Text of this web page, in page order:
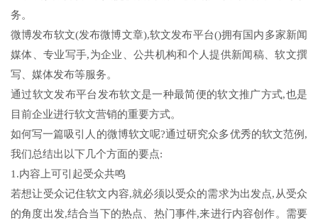
务。
微博发布软文(发布微博文章),软文发布平台()拥有国内多家新闻
媒体、专业写手,为企业、公共机构和个人提供新闻稿、软文撰
写、媒体发布等服务。
通过软文发布平台发布软文是一种最简便的软文推广方式,也是
目前企业进行软文营销的重要方式。
如何写一篇吸引人的微博软文呢?通过研究众多优秀的软文范例,
我们总结出以下几个方面的要点:
1.内容上可引起受众共鸣
若想让受众记住软文内容,就必须以受众的需求为出发点,从受众
的角度出发,结合当下的热点、热门事件,来进行内容创作。需要